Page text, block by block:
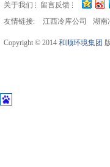
关于我们 留言反馈
友情链接:
江西冷库公司 湖南
Copyright © 2014 和顺环境集团